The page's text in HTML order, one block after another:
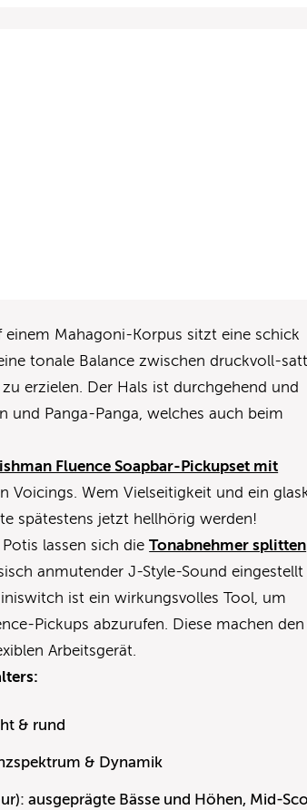
einem Mahagoni-Korpus sitzt eine schick
tonale Balance zwischen druckvoll-
erzielen. Der Hals ist durchgehend und
und Panga-Panga, welches auch beim
Fluence Soapbar-Pickupset mit
Voicings. Wem Vielseitigkeit und ein
spätestens jetzt hellhörig werden!
lassen sich dieTonabnehmer splitten
anmutender J-Style-Sound eingestellt
ist ein wirkungsvolles Tool, um
Pickups abzurufen. Diese machen
Arbeitsgerät.
& rund
& Dynamik
ausgeprägte Bässe und Höhen, Mid-